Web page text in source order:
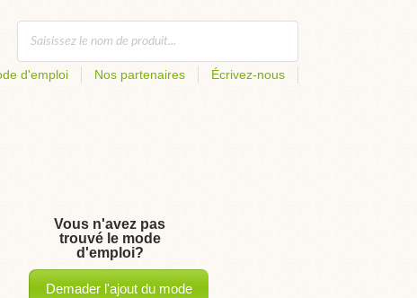
d'emploi Nos partenaires Écrivez-nous
Vous n'avez pas
trouvé le mode
d'emploi?
Demader l'ajout du mode